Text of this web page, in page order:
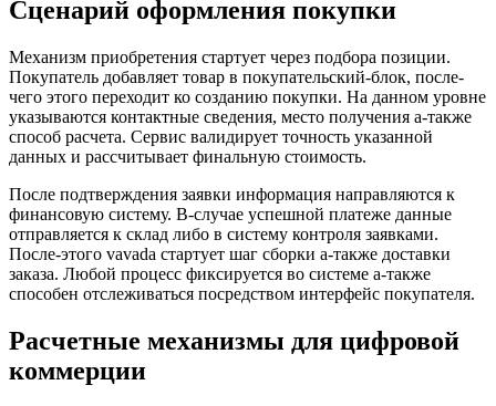
Сценарий оформления покупки
Механизм приобретения стартует через подбора позиции.
Покупатель добавляет товар в покупательский-блок, после-
чего этого переходит ко созданию покупки. На данном уровне
указываются контактные сведения, место получения а-также
способ расчета. Сервис валидирует точность указанной
данных и рассчитывает финальную стоимость.
После подтверждения заявки информация направляются к
финансовую систему. В-случае успешной платеже данные
отправляется к склад либо в систему контроля заявками.
После-этого vavada стартует шаг сборки а-также доставки
заказа. Любой процесс фиксируется во системе а-также
способен отслеживаться посредством интерфейс покупателя.
Расчетные механизмы для цифровой
коммерции